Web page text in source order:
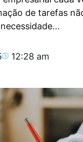
de tarefas
12:28 am